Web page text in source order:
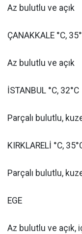
Az bulutlu ve açık
ÇANAKKALE °C,
Az bulutlu ve açık
İSTANBUL °C, 32°C
Parçalı bulutlu,
KIRKLARELİ °C,
Parçalı bulutlu,
EGE
Az bulutlu ve açık,